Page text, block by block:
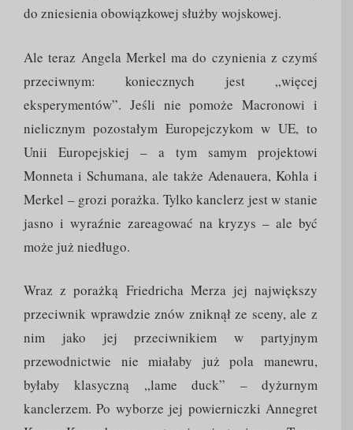
do zniesienia obowiązkowej służby wojskowej.
Ale teraz Angela Merkel ma do czynienia z czymś
przeciwnym: koniecznych jest „więcej
eksperymentów”. Jeśli nie pomoże Macronowi i
nielicznym pozostałym Europejczykom w UE, to
Unii Europejskiej – a tym samym projektowi
Monneta i Schumana, ale także Adenauera, Kohla i
Merkel – grozi porażka. Tylko kanclerz jest w stanie
jasno i wyraźnie zareagować na kryzys – ale być
może już niedługo.
Wraz z porażką Friedricha Merza jej największy
przeciwnik wprawdzie znów zniknął ze sceny, ale z
nim jako jej przeciwnikiem w partyjnym
przewodnictwie nie miałaby już pola manewru,
byłaby klasyczną „lame duck” – dyżurnym
kanclerzem. Po wyborze jej powierniczki Annegret